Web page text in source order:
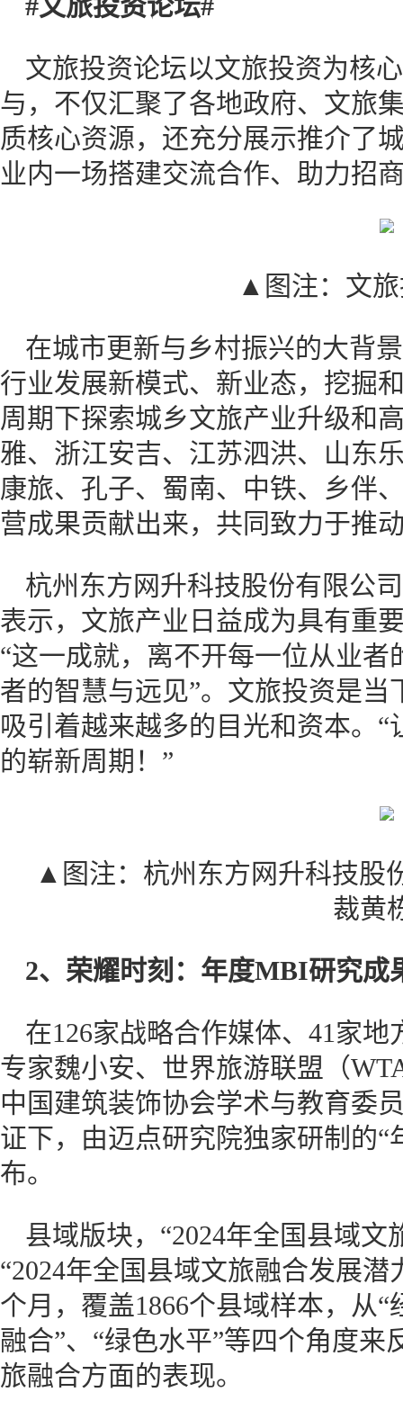
文旅投资论坛以文旅投资为核
与，不仅汇聚了各地政府、文旅
质核心资源，还充分展示推介了
业内一场搭建交流合作、助力招
▲图注：文
在城市更新与乡村振兴的大背
行业发展新模式、新业态，挖掘
周期下探索城乡文旅产业升级和
雅、浙江安吉、江苏泗洪、山东
康旅、孔子、蜀南、中铁、乡伴
营成果贡献出来，共同致力于推
杭州东方网升科技股份有限公
表示，文旅产业日益成为具有重
“这一成就，离不开每一位从业
者的智慧与远见”。文旅投资是
吸引着越来越多的目光和资本。
的崭新周期！”
▲图注：杭州东方网升科技股
裁黄
2、荣耀时刻：年度MBI研究成
在126家战略合作媒体、41家
专家魏小安、世界旅游联盟（
中国建筑装饰协会学术与教育委
证下，由迈点研究院独家研制的
布。
县域版块，“2024年全国县域
“2024年全国县域文旅融合发展
个月，覆盖1866个县域样本，从“
融合”、“绿色水平”等四个角度
旅融合方面的表现。